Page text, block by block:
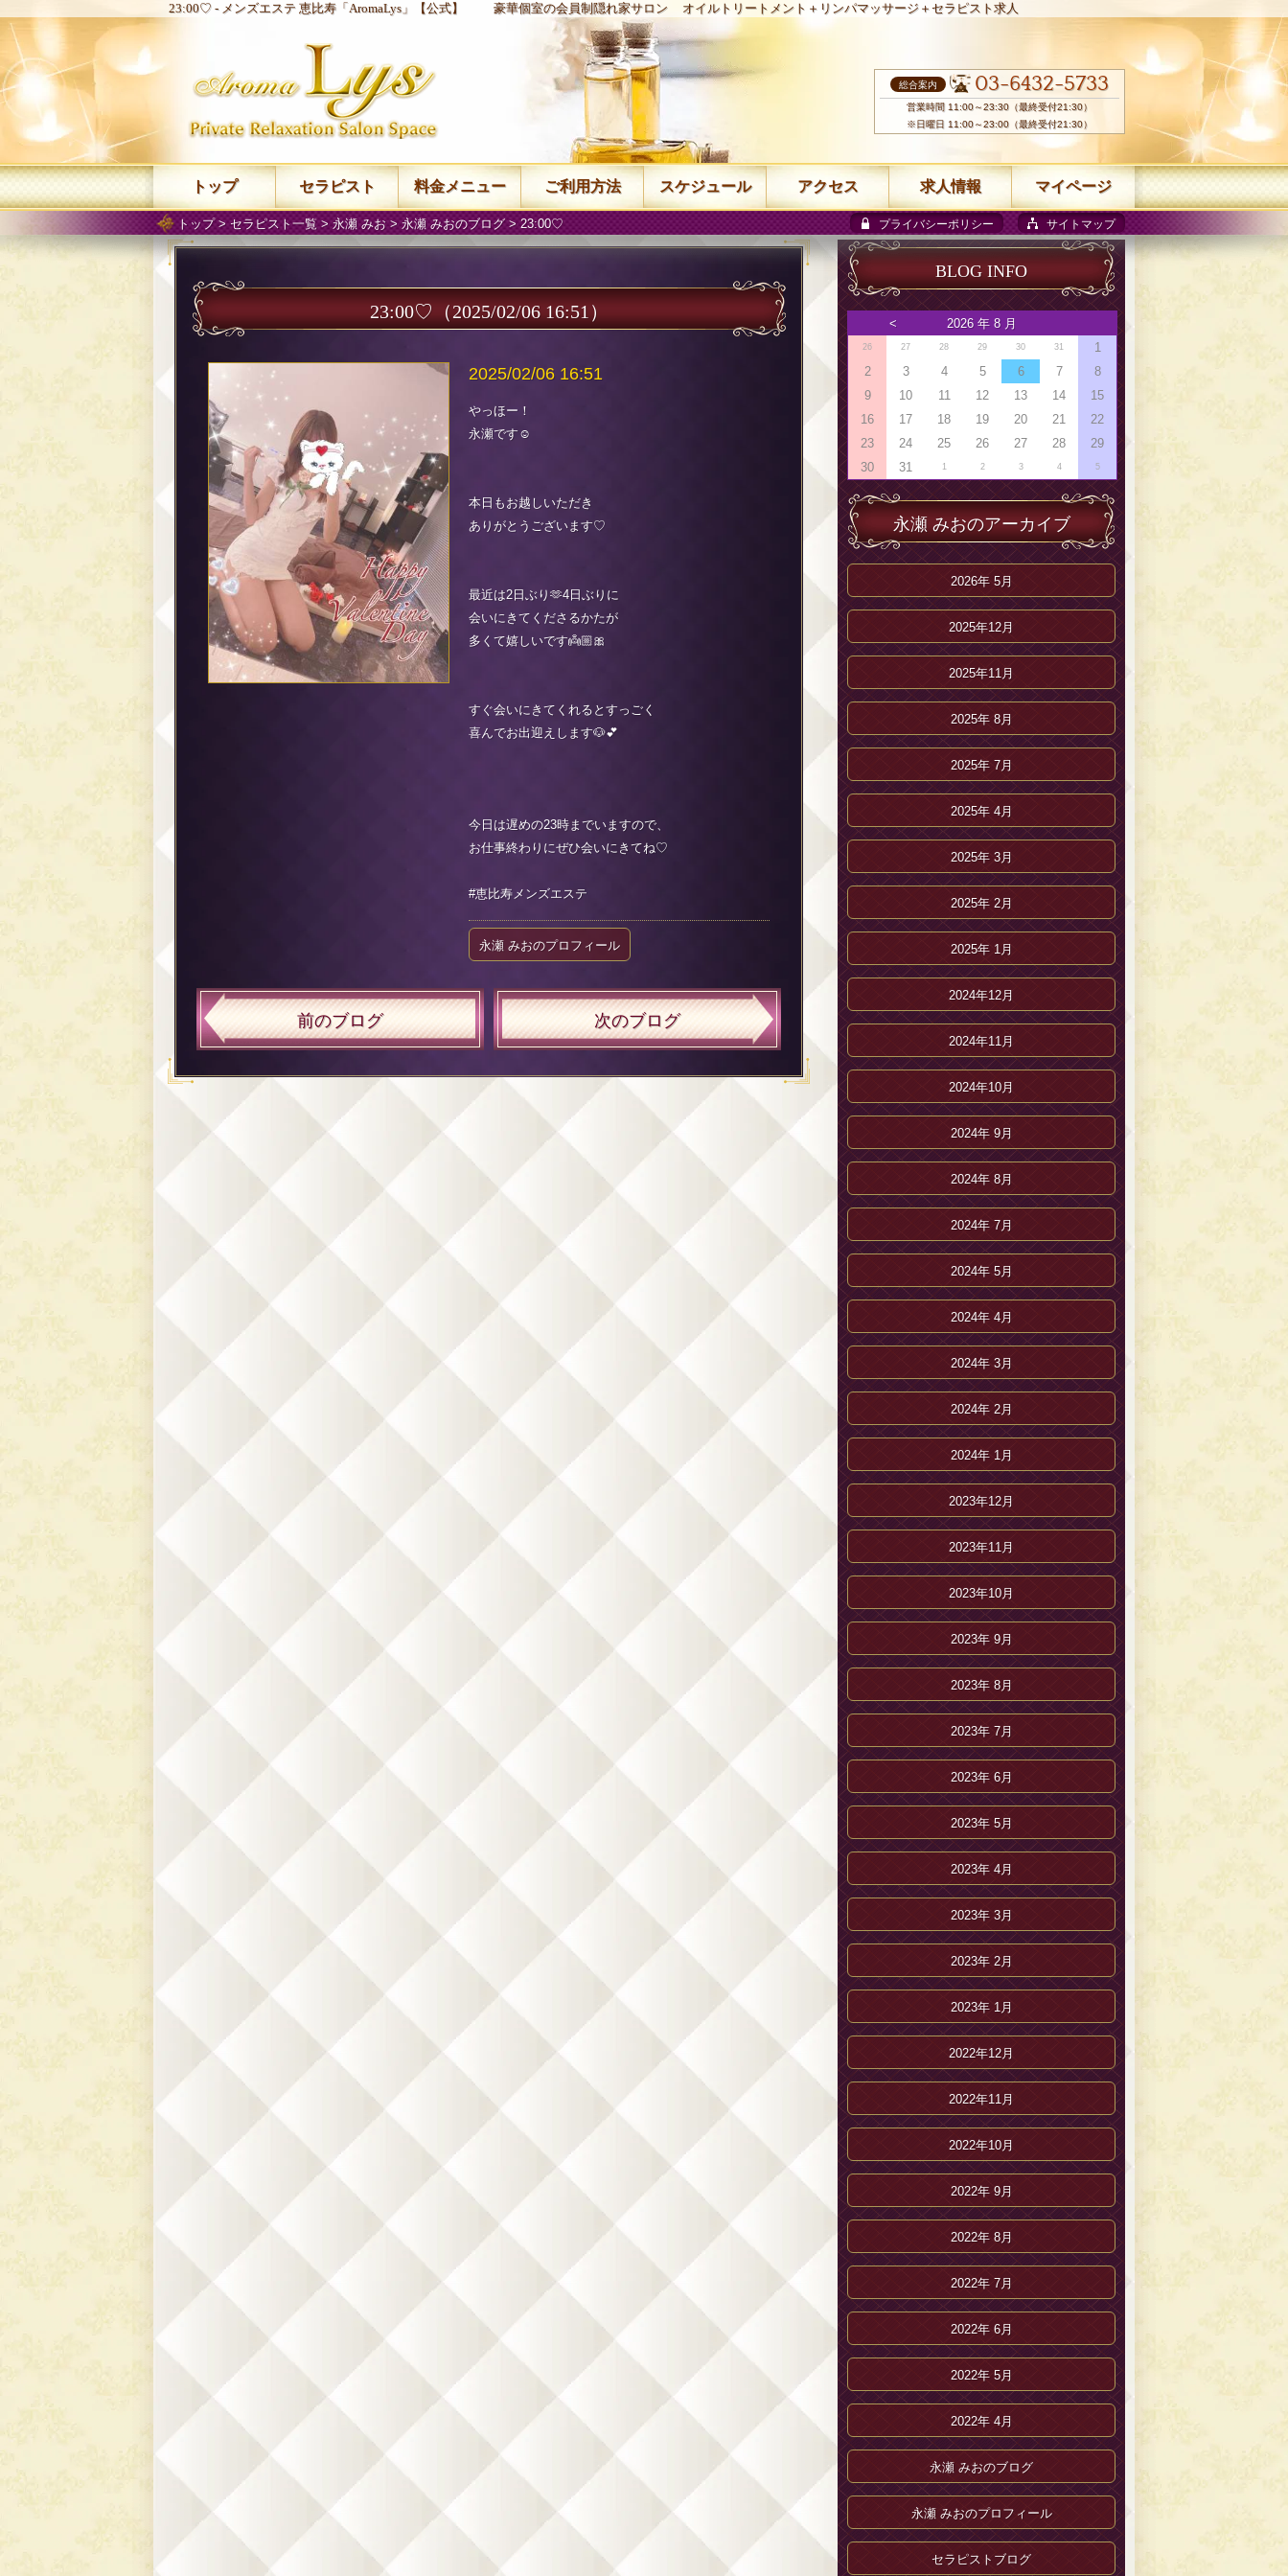
23:00♡ - メンズエステ 恵比寿「AromaLys」【公式】 豪華個室の会員制隠れ家サロン オイルトリートメント＋リンパマッサージ＋セラピスト求人
トップ> セラピスト一覧>永瀬 みお > 永瀬 みおのブログ> 23:00♡ プライバシーポリシー サイトマップ
23:00♡ （2025/02/06 16:51）
2025/02/06 16:51
やっほー！
永瀬です☺︎
本日もお越しいただき
ありがとうございます♡
最近は2日ぶり🫶4日ぶりに
会いにきてくださるかたが
多くて嬉しいです👼🏼🎀
すぐ会いにきてくれるとすっごく
喜んでお出迎えします🐶💕
今日は遅めの23時までいますので、
お仕事終わりにぜひ会いにきてね♡
#恵比寿メンズエステ
永瀬 みおのプロフィール
前のブログ 次のブログ
BLOG INFO
< 2026 年 8 月
26 27 28 29 30 31
1
2
3 4 5 6 7
8
9
10 11 12 13 14
15
16
17 18 19 20 21
22
23
24 25 26 27 28
29
30
31 1 2 3 4 5
永瀬 みおのアーカイブ
2026年 5月
2025年12月
2025年11月
2025年 8月
2025年 7月
2025年 4月
2025年 3月
2025年 2月
2025年 1月
2024年12月
2024年11月
2024年10月
2024年 9月
2024年 8月
2024年 7月
2024年 5月
2024年 4月
2024年 3月
2024年 2月
2024年 1月
2023年12月
2023年11月
2023年10月
2023年 9月
2023年 8月
2023年 7月
2023年 6月
2023年 5月
2023年 4月
2023年 3月
2023年 2月
2023年 1月
2022年12月
2022年11月
2022年10月
2022年 9月
2022年 8月
2022年 7月
2022年 6月
2022年 5月
2022年 4月
永瀬 みおのブログ
永瀬 みおのプロフィール
セラピストブログ
総合案内 03-6432-5733
営業時間 11:00～23:30（最終受付21:30）
※日曜日 11:00～23:00（最終受付21:30）
トップ セラピスト 料金メニュー ご利用方法 スケジュール アクセス 求人情報 マイページ